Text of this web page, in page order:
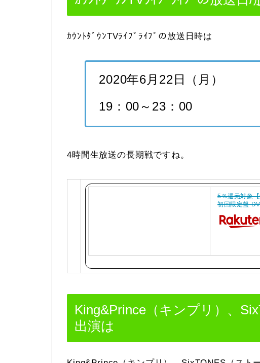
ｶｳﾝﾄﾀﾞｳﾝTVﾗｲﾌﾞﾗｲﾌﾞの放送日時は
2020年6月22日（月）
19：00～23：00
4時間生放送の長期戦ですね。
5％還元対象
初回限定盤
King&Prince（キンプリ）、
出演は